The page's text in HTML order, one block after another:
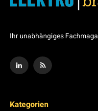
Ihr unabhängiges
Kategorien